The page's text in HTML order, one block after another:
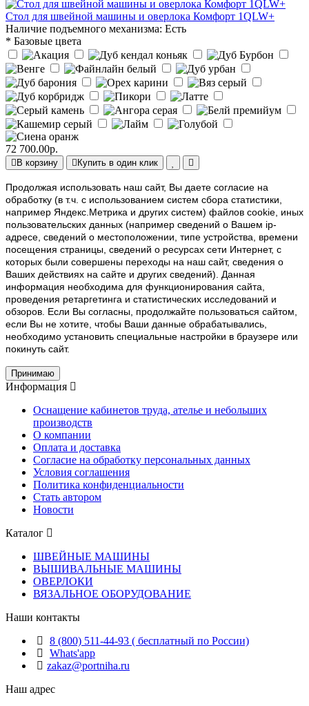
Стол для швейной машины и оверлока Комфорт 1QLW+
Наличие подъемного механизма: Есть
* Базовые цвета
72 700.00р.
В корзину Купить в один клик
Продолжая использовать наш cайт, Вы даете согласие на
обработку (в т.ч. с использованием систем сбора статистики,
например Яндекс.Метрика и других систем) файлов cookie, иных
пользовательских данных (например сведений о Вашем ip-
адресе, сведений о местоположении, типе устройства, времени
посещения страницы, сведений о ресурсах сети Интернет, с
которых были совершены переходы на наш сайт, сведения о
Ваших действиях на сайте и других сведений). Данная
информация необходима для функционирования сайта,
проведения ретаргетинга и статистических исследований и
обзоров. Если Вы согласны, продолжайте пользоваться сайтом,
если Вы не хотите, чтобы Ваши данные обрабатывались,
необходимо установить специальные настройки в браузере или
покинуть сайт.
Принимаю
Информация
Оснащение кабинетов труда, ателье и небольших
производств
О компании
Оплата и доставка
Согласие на обработку персональных данных
Условия соглашения
Политика конфиденциальности
Стать автором
Новости
Каталог
ШВЕЙНЫЕ МАШИНЫ
ВЫШИВАЛЬНЫЕ МАШИНЫ
ОВЕРЛОКИ
ВЯЗАЛЬНОЕ ОБОРУДОВАНИЕ
Наши контакты
8 (800) 511-44-93 ( бесплатный по России)
Whats'app
zakaz@portniha.ru
Наш адрес